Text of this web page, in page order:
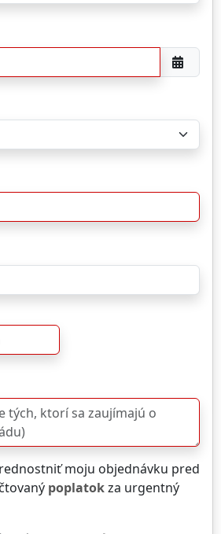
moju objednávku pred
poplatokza urgentný